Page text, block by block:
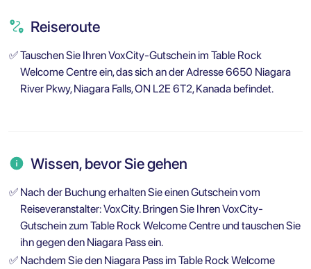
Reiseroute
✅Tauschen Sie Ihren VoxCity-Gutschein im Table Rock
Welcome Centre ein, das sich an der Adresse 6650 Niagara
River Pkwy, Niagara Falls, ON L2E 6T2, Kanada befindet.
Wissen, bevor Sie gehen
✅ Nach der Buchung erhalten Sie einen Gutschein vom
Reiseveranstalter: VoxCity. Bringen Sie Ihren VoxCity-
Gutschein zum Table Rock Welcome Centre und tauschen Sie
ihn gegen den Niagara Pass ein.
✅ Nachdem Sie den Niagara Pass im Table Rock Welcome